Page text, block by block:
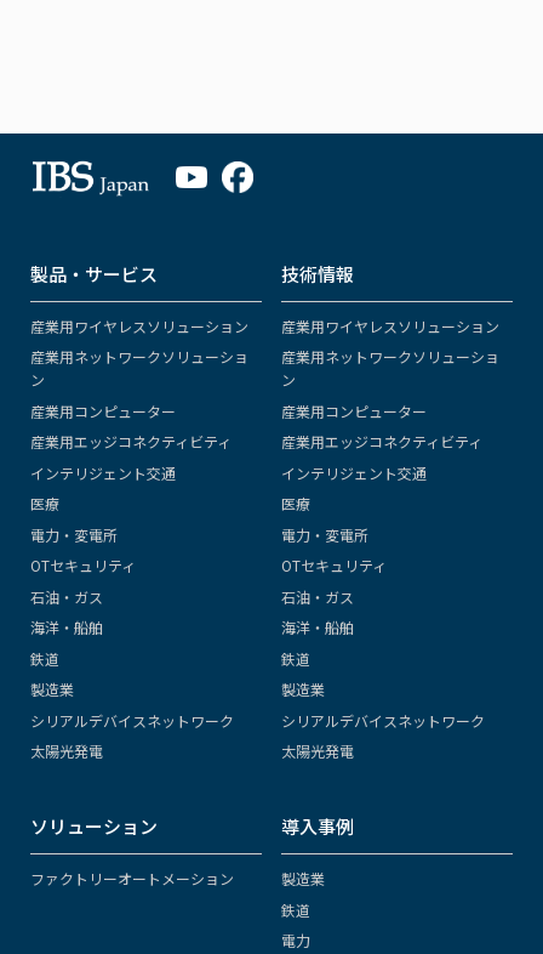
製品・サービス
産業用ワイヤレスソリューション
産業用ネットワークソリューショ
ン
産業用コンピューター
産業用エッジコネクティビティ
インテリジェント交通
医療
電力・変電所
OTセキュリティ
石油・ガス
海洋・船舶
鉄道
製造業
シリアルデバイスネットワーク
太陽光発電
技術情報
産業用ワイヤレスソリューション
産業用ネットワークソリューショ
ン
産業用コンピューター
産業用エッジコネクティビティ
インテリジェント交通
医療
電力・変電所
OTセキュリティ
石油・ガス
海洋・船舶
鉄道
製造業
シリアルデバイスネットワーク
太陽光発電
ソリューション
ファクトリーオートメーション
導入事例
製造業
鉄道
電力